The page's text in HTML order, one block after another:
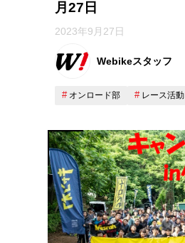
月27日
2023年9月27日
Webikeスタッフ
オンロード部 レース活動